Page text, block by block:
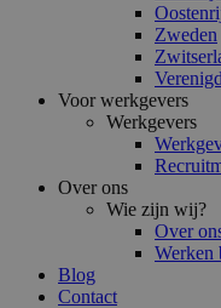
Zweden
Voor werkgevers
Werkgevers
Over ons
Wie zijn wij?
Over
Werken
Blog
Contact